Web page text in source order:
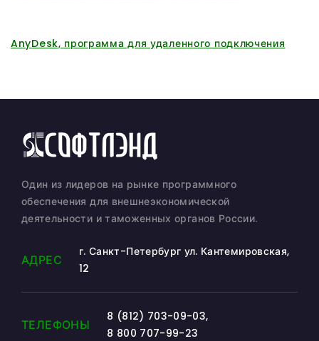
AnyDesk, программа для удаленного подключения
Один из лидеров на рынке программного
обеспечения для внешнеэкономической
деятельности и таможенных органов России.
АДРЕС
г. Санкт-Петербург ул. Кантемировская,
12
ТЕЛЕФОНЫ
8 (812) 703-09-03,
8 800 707-99-23